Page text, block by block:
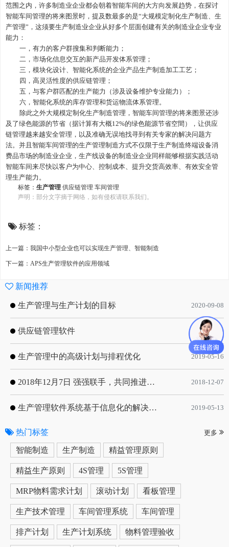
范围之内，许多制造业企业都会朝着智能车间的大方向发展趋势，在探讨
智能车间管理的将来图景时，提及数最多的是“大规模定制化生产制造 、生
产管理”，这须要生产制造业企业从好多个层面创建有关的制造业企业专业
能力：
一， 有力的客户群搜集和判断能力；
二， 市场化信息交互的新产品开发体系管理；
三， 模块化设计、智能化系统的企业产品生产制造加工工艺；
四， 高灵活性度的供应链管理；
五， 与客户群匹配的生产能力（涉及设备维护专业能力）；
六， 智能化系统的库存管理和货运物流体系管理。
除此之外大规模定制化生产制造管理 ，智能车间管理的将来图景还涉
及了绿色能源的节省（据计算有大概12%的绿色能源节省空間），让供应
链管理越来越安全管理，以及准确无误地找寻到有关专家的解决问题方
法。并且智能车间管理的生产管理制造方式不仅限于生产制造终端设备消
费品市场的制造业企业，生产线设备的制造业企业同样能够根据实践活动
智能车间来尽快以客户为中心、控制成本、提升交货高效率、有效安全管
理生产能力。
标签： 生产管理 供应链管理 车间管理
声明：部分文字摘于网络，如有侵权请联系我们。
标签：
上一篇：我国中小型企业也可以实现生产管理、智能制造
下一篇：APS生产管理软件的应用领域
新闻推荐
生产管理与生产计划的目标 2020-09-08
供应链管理软件 2020-01-19
生产管理中的高级计划与排程优化 2019-05-16
2018年12月7日 强强联手，共同推进电子器件领域APS应用典范 风华高科生产自动化工业互联网应用项目-APS项目启动会 2018-12-07
生产管理软件系统基于信息化的解决方案 2019-05-13
热门标签 更多
智能制造 生产制造 精益管理原则
精益生产原则 4S管理 5S管理
MRP物料需求计划 滚动计划 看板管理
生产技术管理 车间管理系统 车间管理
排产计划 生产计划系统 物料管理验收